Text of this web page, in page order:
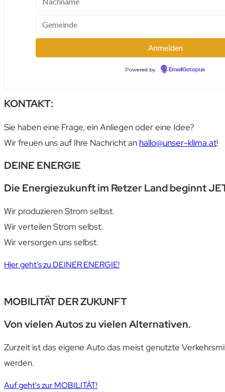
Powered by EmailOctopus
KONTAKT:
Sie haben eine Frage, ein Anliegen oder eine Idee?
Wir freuen uns auf Ihre Nachricht an hallo@unser-klima.at!
DEINE ENERGIE
Die Energiezukunft im Retzer Land beginnt
Wir produzieren Strom selbst.
Wir verteilen Strom selbst.
Wir versorgen uns selbst.
Hier geht's zu DEINER ENERGIE!
MOBILITÄTDER ZUKUNFT
Von vielen Autos zu vielen Alternativen.
Zurzeit ist das eigene Auto das meist genutzte
werden.
Auf geht's zur MOBILITÄT!